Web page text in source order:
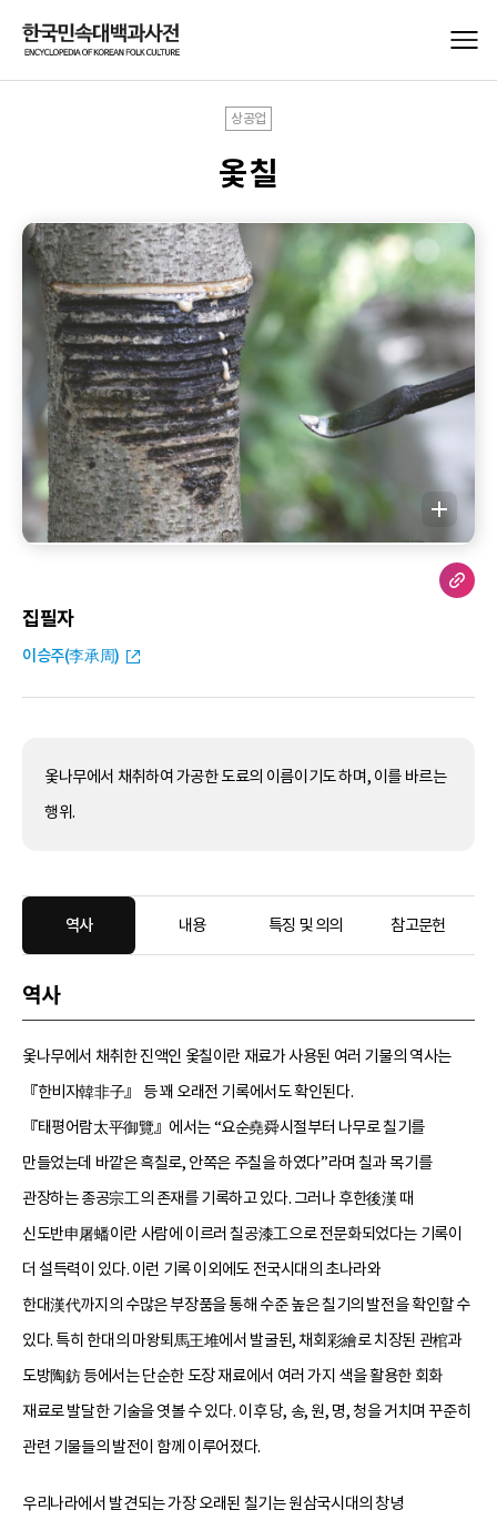
상공업
옻칠
집필자
이승주(李承周)
옻나무에서 채취하여 가공한 도료의 이름이기도 하며, 이를 바르는
행위.
역사 내용 특징 및 의의 참고문헌
역사
옻나무에서 채취한 진액인 옻칠이란 재료가 사용된 여러 기물의 역사는
『한비자韓非子』 등 꽤 오래전 기록에서도 확인된다.
『태평어람太平御覽』에서는 “요순堯舜시절부터 나무로 칠기를
만들었는데 바깥은 흑칠로, 안쪽은 주칠을 하였다”라며 칠과 목기를
관장하는 종공宗工의 존재를 기록하고 있다. 그러나 후한後漢 때
신도반申屠蟠이란 사람에 이르러 칠공漆工으로 전문화되었다는 기록이
더 설득력이 있다. 이런 기록 이외에도 전국시대의 초나라와
한대漢代까지의 수많은 부장품을 통해 수준 높은 칠기의 발전을 확인할 수
있다. 특히 한대의 마왕퇴馬王堆에서 발굴된, 채회彩繪로 치장된 관棺과
도방陶鈁 등에서는 단순한 도장 재료에서 여러 가지 색을 활용한 회화
재료로 발달한 기술을 엿볼 수 있다. 이후 당, 송, 원, 명, 청을 거치며 꾸준히
관련 기물들의 발전이 함께 이루어졌다.
우리나라에서 발견되는 가장 오래된 칠기는 원삼국시대의 창녕